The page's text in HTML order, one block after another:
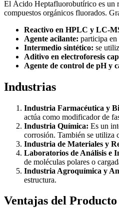
El Ácido Heptafluorobutírico es un
compuestos orgánicos fluorados.
Reactivo en HPLC y LC-
Agente acilante: participa en
Intermedio sintético: se
Aditivo en electroforesis
Agente de control de pH y
Industrias
Industria Farmacéutica y
actúa como modificador de
Industria Química: Es un
corrosión. También se utiliza
Industria de Materiales y
Laboratorios de Análisis e
de moléculas polares o
Industria Agroquímica y
estructura.
Ventajas del Producto